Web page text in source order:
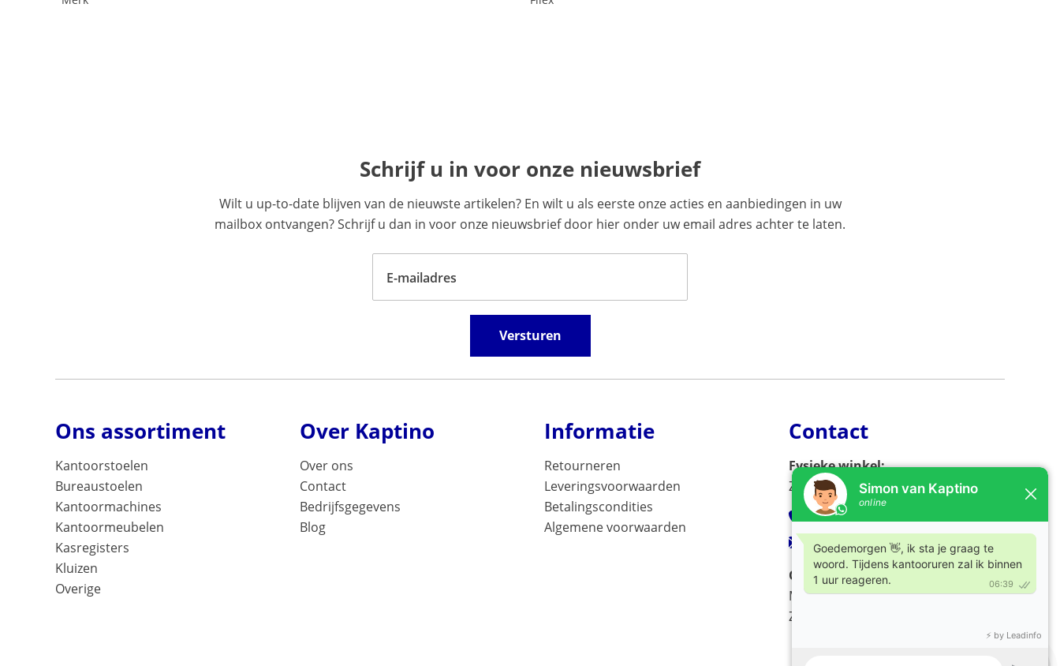
Schrijf u in voor onze nieuwsbrief
Wilt u up-to-date blijven van de nieuwste artikelen? En wilt u als eerste onze acties en aanbiedingen in uw
mailbox ontvangen? Schrijf u dan in voor onze nieuwsbrief door hier onder uw email adres achter te laten.
E-mailadres
Versturen
Ons assortiment
Kantoorstoelen
Bureaustoelen
Kantoormachines
Kantoormeubelen
Kasregisters
Kluizen
Overige
Over Kaptino
Over ons
Contact
Bedrijfsgegevens
Blog
Informatie
Retourneren
Leveringsvoorwaarden
Betalingscondities
Algemene voorwaarden
Contact
Fysieke winkel:
Zijlweg 53, 2013 DC Haarlem
023-5326966
verkoop@kaptino.nl
Openingstijden:
Ma - Vr / 09.00 - 17.00
Za / 10.00 - 17.00